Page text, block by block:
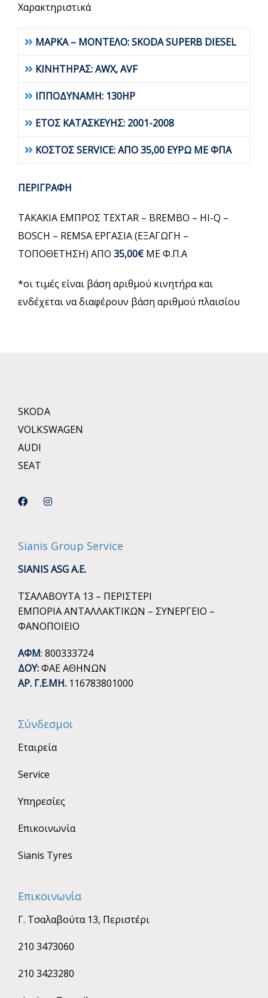
Χαρακτηριστικά
ΜΑΡΚΑ – ΜΟΝΤΕΛΟ: SKODA SUPERB DIESEL
ΚΙΝΗΤΗΡΑΣ: AWX, AVF
ΙΠΠΟΔΥΝΑΜΗ: 130HP
ΕΤΟΣ ΚΑΤΑΣΚΕΥΗΣ: 2001-2008
ΚΟΣΤΟΣ SERVICE: ΑΠΟ 35,00 ΕΥΡΩ ΜΕ ΦΠΑ
ΠΕΡΙΓΡΑΦΗ
ΤΑΚΑΚΙΑ ΕΜΠΡΟΣ TEXTAR – BREMBO – HI-Q –
BOSCH – REMSA ΕΡΓΑΣΙΑ (ΕΞΑΓΩΓΗ –
ΤΟΠΟΘΕΤΗΣΗ) ΑΠΟ 35,00€ ΜΕ Φ.Π.Α
*οι τιμές είναι βάση αριθμού κινητήρα και
ενδέχεται να διαφέρουν βάση αριθμού πλαισίου
SKODA
VOLKSWAGEN
AUDI
SEAT
Sianis Group Service
SIANIS ASG A.E.
ΤΣΑΛΑΒΟΥΤΑ 13 – ΠΕΡΙΣΤΕΡΙ
ΕΜΠΟΡΙΑ ΑΝΤΑΛΛΑΚΤΙΚΩΝ – ΣΥΝΕΡΓΕΙΟ –
ΦΑΝΟΠΟΙΕΙΟ
ΑΦΜ: 800333724
ΔΟΥ:ΦΑΕ ΑΘΗΝΩΝ
ΑΡ. Γ.Ε.ΜΗ. 116783801000
Σύνδεσμοι
Εταιρεία
Service
Υπηρεσίες
Επικοινωνία
Sianis Tyres
Επικοινωνία
Γ. Τσαλαβούτα 13, Περιστέρι
210 3473060
210 3423280